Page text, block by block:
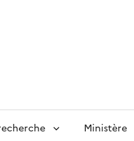
Ministère